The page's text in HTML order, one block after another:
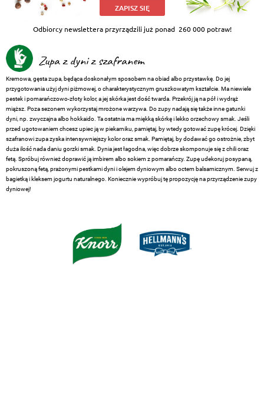
ZAPISZ SIĘ
Odbiorcy newslettera przyrządzili już ponad 260 000 potraw!
Zupa z dyni z szafranem
Kremowa, gęsta zupa, będąca doskonałym sposobem na obiad albo przystawkę. Do jej
przygotowania użyj dyni piżmowej, o charakterystycznym gruszkowatym kształcie. Ma niewiele
pestek i pomarańczowo-złoty kolor, a jej skórka jest dość twarda. Przekrój ją na pół i wydrąż
miąższ. Poza sezonem wykorzystaj mrożone warzywa. Do zupy nadają się także inne gatunki
dyni, np. zwyczajna albo hokkaido. Ta ostatnia ma miękką skórkę i lekko orzechowy smak. Jeśli
przed ugotowaniem chcesz upiec ją w piekarniku, pamiętaj, by wtedy gotować zupę krócej. Dzięki
szafranowi zupa zyska intensywniejszy kolor oraz smak. Pamiętaj, by dodawać go ostrożnie, zbyt
duża ilość nada daniu gorzki smak. Dynia jest łagodna, więc dobrze skomponuje się z chili oraz
fetą. Spróbuj również doprawić ją imbirem albo sokiem z pomarańczy. Zupę udekoruj posypaną,
pokruszoną fetą, prażonymi pestkami dyni i olejem dyniowym albo octem balsamicznym. Serwuj z
bagietką i kleksem jogurtu naturalnego. Koniecznie wypróbuj tę propozycję na przyrządzenie zupy
dyniowej!